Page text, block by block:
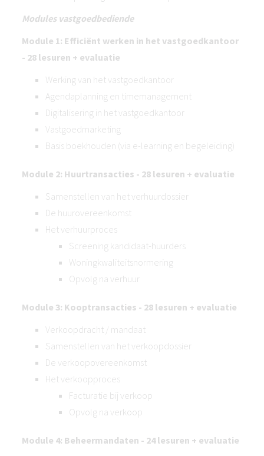
Modules vastgoedbediende
Module 1: Efficiënt werken in het vastgoedkantoor
- 28 lesuren + evaluatie
Werking van het vastgoedkantoor
Agendaplanning en timemanagement
Digitalisering in het vastgoedkantoor
Vastgoedmarketing
Basis boekhouden (via e-learning en begeleiding)
Module 2: Huurtransacties - 28 lesuren + evaluatie
Samenstellen van het verhuurdossier
De huurovereenkomst
Het verhuurproces
Screening kandidaat-huurders
Woningkwaliteitsnormering
Opvolg na verhuur
Module 3: Kooptransacties - 28 lesuren + evaluatie
Verkoopdracht / mandaat
Samenstellen van het verkoopdossier
De verkoopovereenkomst
Het verkoopproces
Facturatie bij verkoop
Opvolg na verkoop
Module 4: Beheermandaten - 24 lesuren + evaluatie